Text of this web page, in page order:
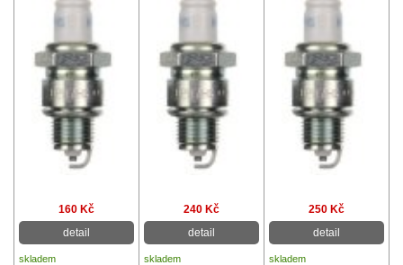
160 Kč
detail
240 Kč
detail
250 Kč
detail
skladem skladem skladem